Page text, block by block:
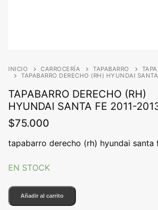
INICIO CARROCERÍA TAPABARRO
TAPABARRO DERECHO (RH) HYUNDAI
TAPABARRO DERECHO (RH)
HYUNDAI SANTA FE 2011-
$75.000
tapabarro derecho (rh) hyundai santa
EN STOCK
TAPABARRO
DERECHO
Añadir al carrito